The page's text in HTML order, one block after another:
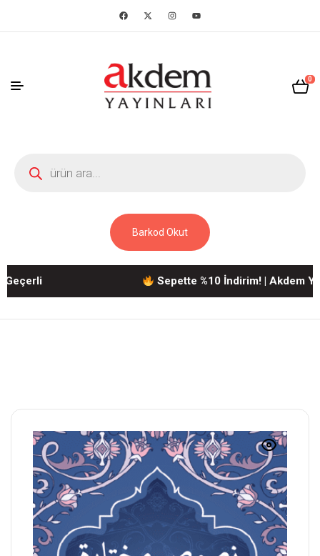
0
Barkod Okut
Sepette %10 İndirim! | Akdem